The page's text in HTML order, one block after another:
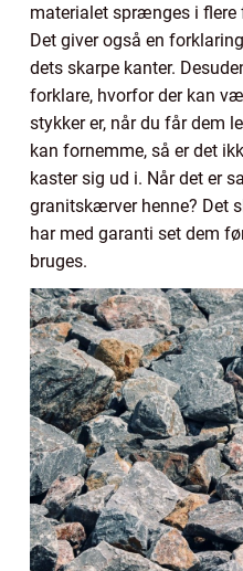
materialet sprænges i flere
Det giver også en
dets skarpe kanter.
forklare, hvorfor der kan
stykker er, når du får dem
kan fornemme, så er det
kaster sig ud i. Når det er
granitskærver henne? Det
har med garanti set dem
bruges.